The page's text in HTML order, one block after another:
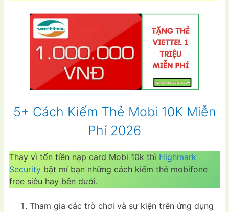
5+ Cách Kiếm Thẻ Mobi 10K Miễn
Phí 2026
Thay vì tốn tiền nạp card Mobi 10k thì Highmark
Security bật mí bạn những cách kiếm thẻ mobifone
free siêu hay bên dưới.
Tham gia các trò chơi và sự kiện trên ứng dụng